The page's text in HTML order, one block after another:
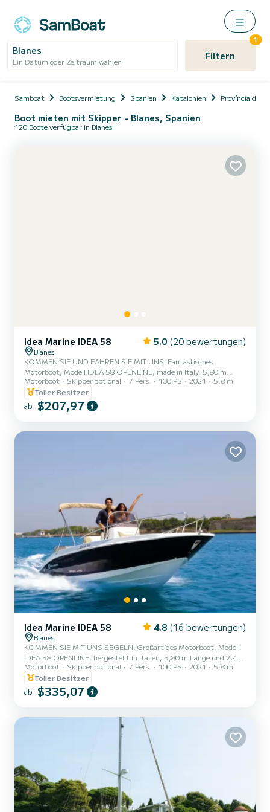
Blanes
Ein Datum oder Zeitraum wählen Filtern
1
Samboat Bootsvermietung Spanien Katalonien Província de
Boot mieten mit Skipper - Blanes, Spanien
120 Boote verfügbar in Blanes
Idea Marine IDEA 58 5.0 (20 bewertungen)
Blanes
KOMMEN SIE UND FAHREN SIE MIT UNS! Fantastisches
Motorboot, Modell IDEA 58 OPENLINE, made in Italy, 5,80 m
Länge und 2,40 m Breite. Für 7 Personen, mit einem Suzuki 100
PS Motor der neuesten Generation, Lean Burn-System zur
Optimierung des Kraftstoffverbrauchs. Aus Sicherheitsgründen
darf die maximale Anzahl von 7 Personen an Bord des gemieteten
Sonnendeck im Bug, Sonnensegel, Badeleiter im Heck, Kühlbox,
Motorboot Skipper optional 7 Pers. 100 PS 2021
5.8 m
Toller Besitzer
ab $207,97
Idea Marine IDEA 58 4.8 (16 bewertungen)
Blanes
KOMMEN SIE MIT UNS SEGELN! Großartiges Motorboot, Modell
IDEA 58 OPENLINE, hergestellt in Italien, 5,80 m Länge und 2,40
m Breite. Für 7 Personen, mit einem Suzuki 100PS Motor der
neuesten Generation, Lean Burn System,
Kraftstoffverbrauchsoptimierung. Aus Sicherheitsgründen ist es
nicht erlaubt, die maximale Anzahl von Personen zu überschreiten,
ein Sonnendeck im Bug, Sonnensegel, Badeleiter am Heck, Tisch,
Motorboot Skipper optional 7 Pers. 100 PS 2021
5.8 m
Toller Besitzer
ab $335,07